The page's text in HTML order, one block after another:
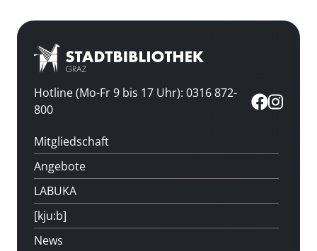
Hotline (Mo-Fr 9 bis 17 Uhr): 0316 872-
800
Mitgliedschaft
Angebote
LABUKA
[kju:b]
News